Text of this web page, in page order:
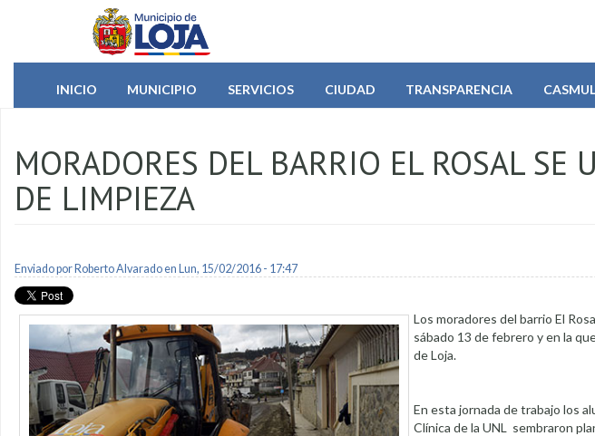
Pasar al contenido principal
INICIO
MUNICIPIO SERVICIOS CIUDAD TRANSPARENCIA CASMUL
MORADORES DEL BARRIO EL ROSAL SE
DE LIMPIEZA
Enviado por Roberto Alvaradoen Lun, 15/02/2016 - 17:47
Los moradores del barrio El
sábado 13 de febrero y en la
de Loja.
En esta jornada de trabajo los
Clínica de la UNL sembraron